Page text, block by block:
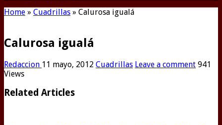
Home » Cuadrillas » Calurosa igualá
Calurosa igualá
Redaccion 11 mayo, 2012 Cuadrillas Leave a comment 941
Views
Related Articles